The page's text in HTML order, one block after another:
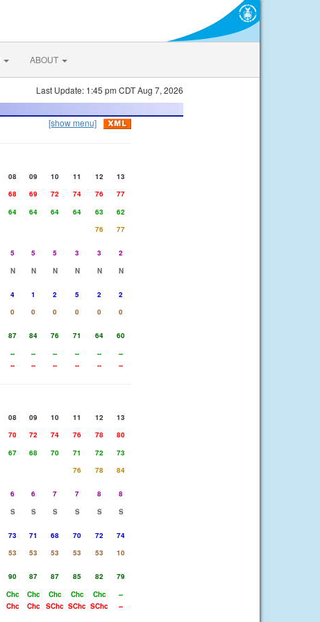
ABOUT
Last Update: 1:45 pm CDT Aug 7, 2026
[show menu]
08 09 10 11 12
13
68 69 72 74 76
77
64 64 64 64 63
62
76
77
5 5 5 3 3
2
N N N N N
N
4 1 2 5 2
2
0 0 0 0 0
0
87 84 76 71 64
60
-- -- -- -- --
--
-- -- -- -- -- --
08 09 10 11 12
13
70 72 74 76 78
80
67 68 70 71 72
73
76 78
84
6 6 7 7 8
8
S S S S S
S
73 71 68 70 72
74
53 53 53 53 53
10
90 87 87 85 82
79
Chc Chc Chc Chc Chc
--
Chc Chc SChc SChc SChc --